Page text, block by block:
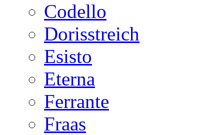
Codello
Dorisstreich
Esisto
Eterna
Ferrante
Fraas